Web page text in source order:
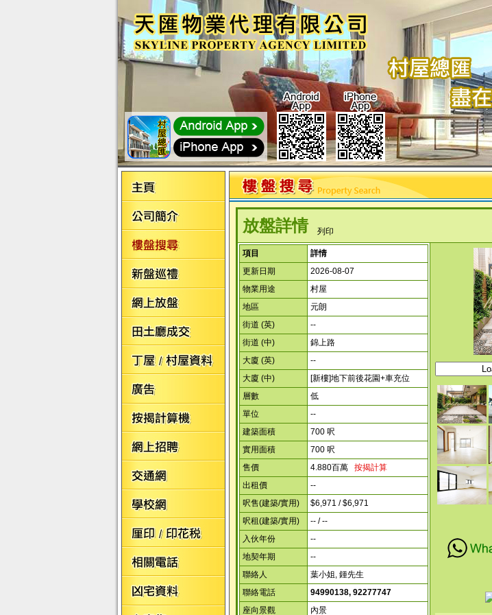
放盤詳情 列印
項目
詳情
更新日期
2026-08-07
物業用途
村屋
地區
元朗
街道 (英)
--
街道 (中)
錦上路
大廈 (英)
--
大廈 (中)
[新樓]地下前後花園+車充位
層數
低
單位
--
建築面積
700 呎
實用面積
700 呎
售價
4.880百萬 按揭計算
出租價
--
呎售(建築/實用)
$6,971 / $6,971
呎租(建築/實用)
-- / --
入伙年份
--
地契年期
--
聯絡人
葉小姐, 鍾先生
聯絡電話
94990138, 92277747
座向景觀
內景